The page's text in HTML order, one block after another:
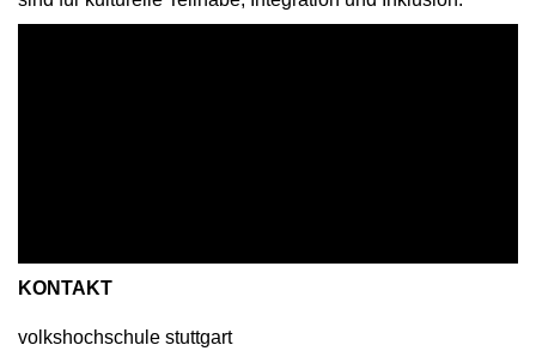
KONTAKT
volkshochschule stuttgart